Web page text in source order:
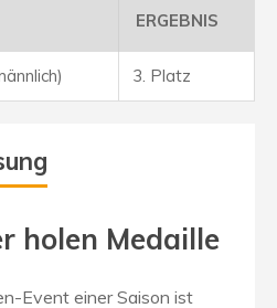
ERGEBNIS
3. Platz
holen Medaille
Event einer Saison ist